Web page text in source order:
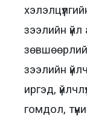
зээлийн
зээлийн
иргэд,
гомдол,